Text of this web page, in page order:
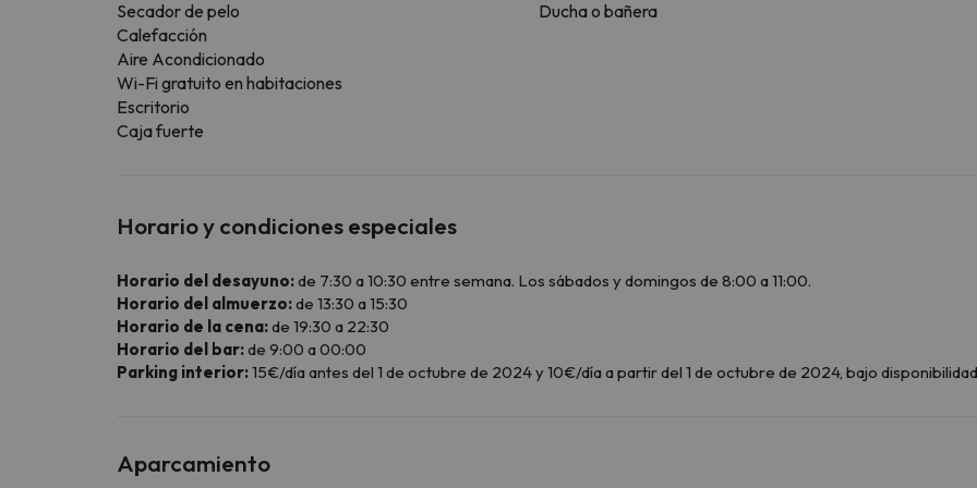
Secador de pelo
Calefacción
Aire Acondicionado
Wi-Fi gratuito en habitaciones
Escritorio
Caja fuerte
Ducha o bañera
Horario y condiciones especiales
Horario del desayuno:de 7:30 a 10:30 entre semana. Los sábados y domingos de 8:00 a 11:00.
Horario del almuerzo:de 13:30 a 15:30
Horario de la cena:de 19:30 a 22:30
Horario del bar:de 9:00 a 00:00
Parking interior:15€/día antes del 1 de octubre de 2024 y 10€/día a partir del 1 de octubre de 2024, bajo
Aparcamiento